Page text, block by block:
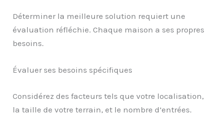
Déterminer la meilleure solution requiert une
évaluation réfléchie. Chaque maison a ses propres
besoins.
Évaluer ses besoins spécifiques
Considérez des facteurs tels que votre localisation,
la taille de votre terrain, et le nombre d’entrées.